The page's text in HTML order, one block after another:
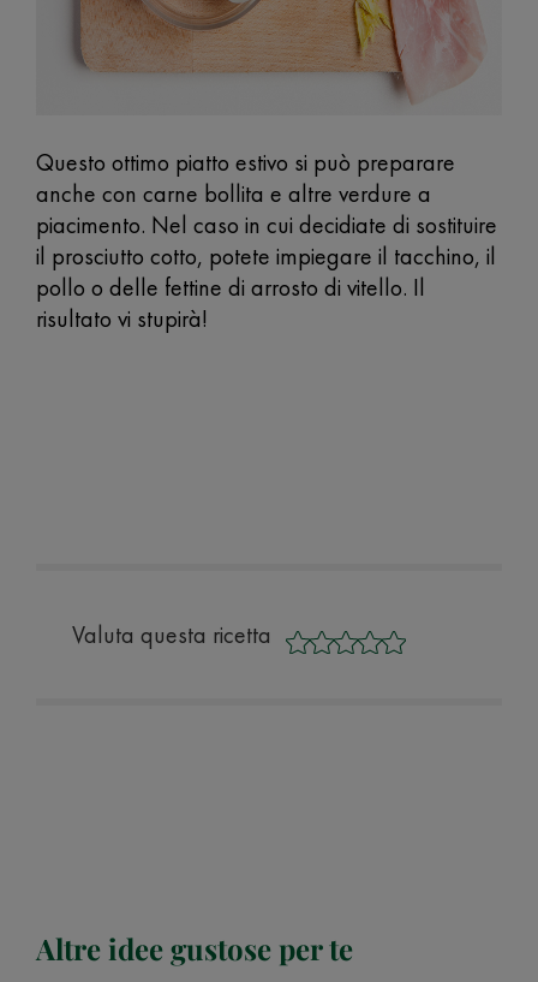
Questo ottimo piatto estivo si può preparare
anche con carne bollita e altre verdure a
piacimento. Nel caso in cui decidiate di sostituire
il prosciutto cotto, potete impiegare il tacchino, il
pollo o delle fettine di arrosto di vitello. Il
risultato vi stupirà!
Valuta questa ricetta
Altre idee gustose per te